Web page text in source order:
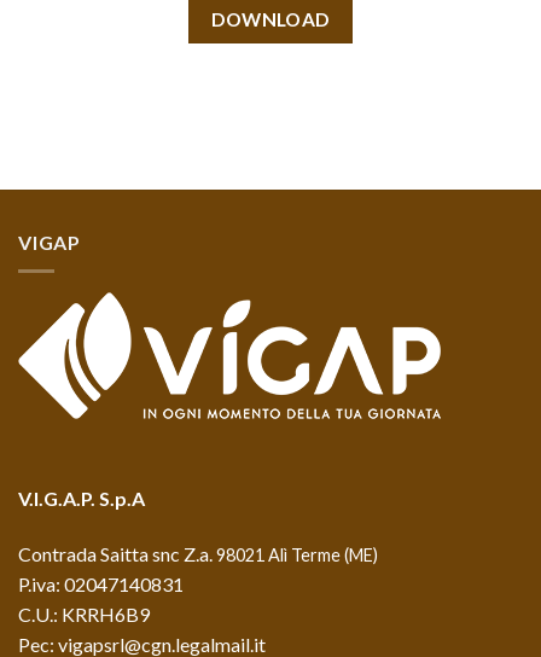
DOWNLOAD
VIGAP
V.I.G.A.P. S.p.A
Contrada Saitta snc Z.a. 98021 Alì Terme (ME)
P.iva: 02047140831
C.U.: KRRH6B9
Pec: vigapsrl@cgn.legalmail.it